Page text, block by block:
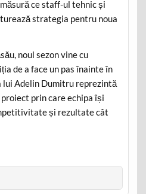
ce staff-ul tehnic și
strategia pentru noua
noul sezon vine cu
de a face un pas înainte în
lui Adelin Dumitru reprezintă
prin care echipa își
și rezultate cât